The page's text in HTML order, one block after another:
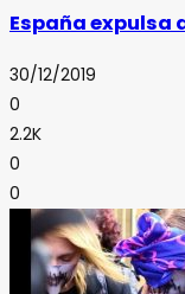
España expulsa
30/12/2019
0
2.2K
0
0